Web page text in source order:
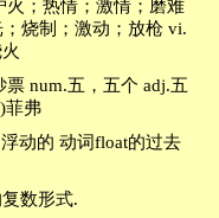
火；热情；激情；磨难
烧制；激动；放枪 vi.
num.五，五个 adj.五
菲弗
动的 动词float的过去
数形式.